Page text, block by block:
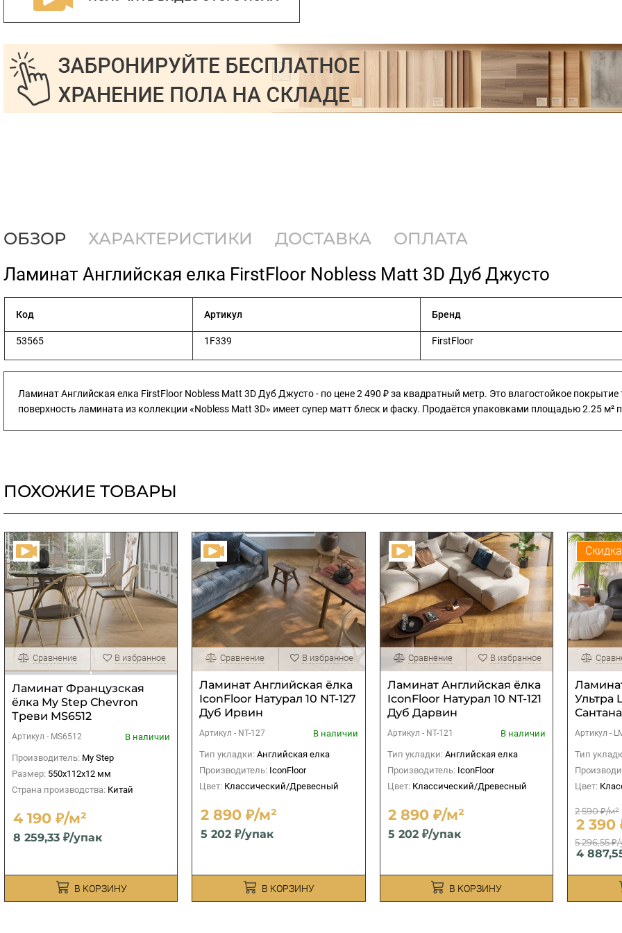
ОБЗОР ХАРАКТЕРИСТИКИ ДОСТАВКА ОПЛАТА
​Ламинат Английская елка FirstFloor Nobless Matt 3D Дуб Джусто
Код Артикул Бренд
53565 1F339 FirstFloor
Ламинат Английская елка FirstFloor Nobless Matt 3D Дуб Джусто - по цене 2 490 ₽ за квадратный метр. Это влагостойкое
поверхность ламината из коллекции «Nobless Matt 3D» имеет супер матт блеск и фаску. Продаётся упаковками площадью 2.25 м²
ПОХОЖИЕ ТОВАРЫ
Ламинат Французская
ёлка My Step Сhevron
Треви MS6512
Артикул - MS6512
В наличии
Производитель: My Step
Размер: 550x112x12 мм
Страна производства: Китай
4 190 ₽/м²
8 259,33 ₽/упак
В КОРЗИНУ
Сравнение В избранное
Ламинат Английская ёлка
IconFloor Натурал 10 NT-127
Дуб Ирвин
Артикул - NT-127
В наличии
Тип укладки: Английская елка
Производитель: IconFloor
Цвет: Классический/Древесный
2 890 ₽/м²
5 202 ₽/упак
В КОРЗИНУ
Сравнение В избранное
Ламинат Английская ёлка
IconFloor Натурал 10 NT-121
Дуб Дарвин
Артикул - NT-121
В наличии
Тип укладки: Английская елка
Производитель: IconFloor
Цвет: Классический/Древесный
2 890 ₽/м²
5 202 ₽/упак
В КОРЗИНУ
Сравнение В избранное
Ультра
Сантана
Артикул -
Тип
Цвет:
2 590 ₽/м²
2 390
5 296,55
4